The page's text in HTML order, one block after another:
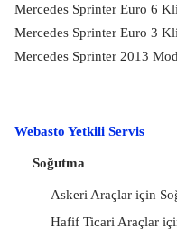
Mercedes Sprinter Euro 6
Mercedes Sprinter Euro 3
Mercedes Sprinter 2013
Webasto Yetkili Servis
Soğutma
Askeri Araçlar için
Hafif Ticari Araçlar